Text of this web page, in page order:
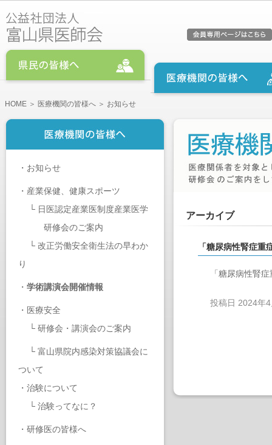
HOME ＞ 医療機関の皆様へ ＞ お知らせ
・ お知らせ
・ 産業保健、健康スポーツ
└ 日医認定産業医制度産業医学
研修会のご案内
└ 改正労働安全衛生法の早わか
り
・ 学術講演会開催情報
・ 医療安全
└ 研修会・講演会のご案内
└ 富山県院内感染対策協議会に
ついて
・ 治験について
└ 治験ってなに？
・ 研修医の皆様へ
アーカイブ
「糖尿病性腎症
「糖尿病性腎
投稿日 2024年